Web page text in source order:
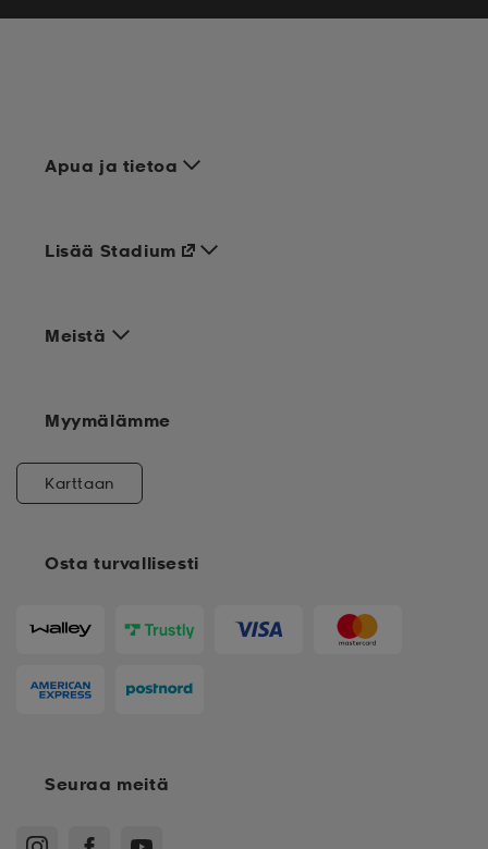
Apua ja tietoa
Meistä
Osta turvallisesti
Lisää Stadium
Myymälämme
Karttaan
Seuraa meitä